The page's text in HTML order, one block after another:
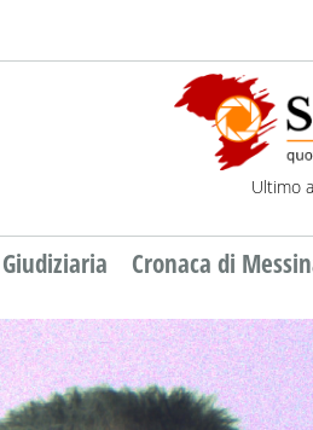
Ultimo
Giudiziaria Cronaca di